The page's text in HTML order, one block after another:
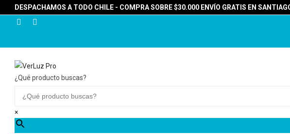
DESPACHAMOS A TODO CHILE - COMPRA SOBRE $30.000 ENVÍO GRATIS EN
¿Qué producto buscas?
×